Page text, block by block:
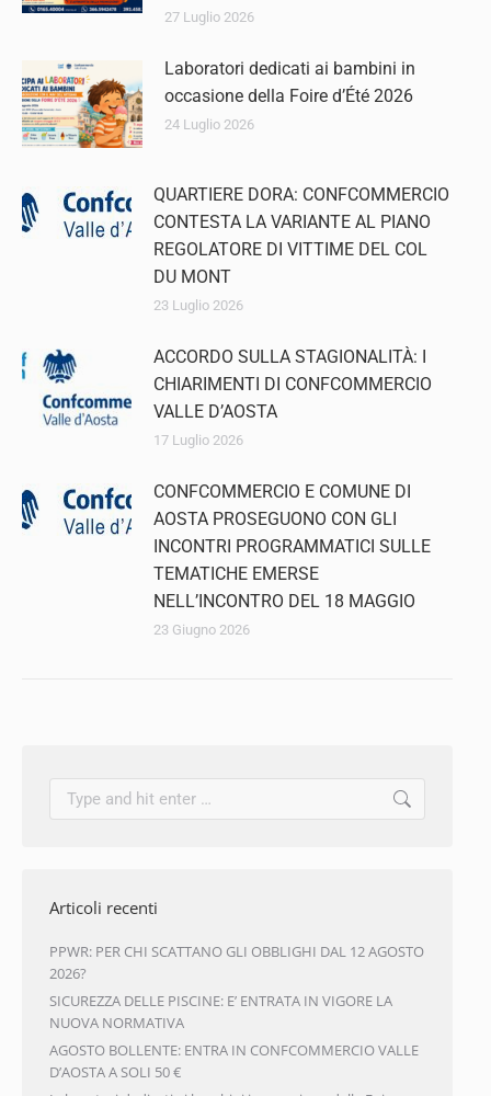
27 Luglio 2026
Laboratori dedicati ai bambini in
occasione della Foire d’Été 2026
24 Luglio 2026
QUARTIERE DORA: CONFCOMMERCIO
CONTESTA LA VARIANTE AL PIANO
REGOLATORE DI VITTIME DEL COL
DU MONT
23 Luglio 2026
ACCORDO SULLA STAGIONALITÀ: I
CHIARIMENTI DI CONFCOMMERCIO
VALLE D’AOSTA
17 Luglio 2026
CONFCOMMERCIO E COMUNE DI
AOSTA PROSEGUONO CON GLI
INCONTRI PROGRAMMATICI SULLE
TEMATICHE EMERSE
NELL’INCONTRO DEL 18 MAGGIO
23 Giugno 2026
Articoli recenti
PPWR: PER CHI SCATTANO GLI OBBLIGHI DAL 12 AGOSTO
2026?
SICUREZZA DELLE PISCINE: E’ ENTRATA IN VIGORE LA
NUOVA NORMATIVA
AGOSTO BOLLENTE: ENTRA IN CONFCOMMERCIO VALLE
D’AOSTA A SOLI 50 €